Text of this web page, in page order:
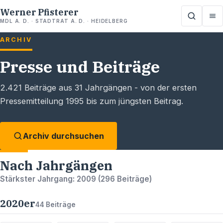
Werner Pfisterer
MDL A. D. · STADTRAT A. D. · HEIDELBERG
ARCHIV
Presse und Beiträge
2.421 Beiträge aus 31 Jahrgängen - von der ersten
Pressemitteilung 1995 bis zum jüngsten Beitrag.
Archiv durchsuchen
Nach Jahrgängen
Stärkster Jahrgang: 2009 (296 Beiträge)
2020er44 Beiträge